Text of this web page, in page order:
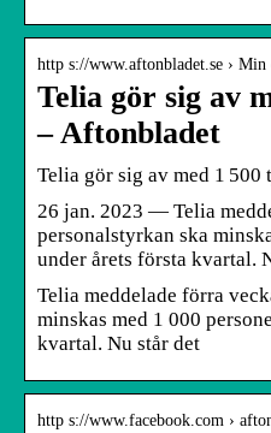
http s://www.aftonbladet.se › Min
Telia gör sig av
– Aftonbladet
Telia gör sig av med 1 500
26 jan. 2023 — Telia
personalstyrkan ska
under årets första kvartal.
Telia meddelade förra
minskas med 1 000
kvartal. Nu står det
http s://www.facebook.com ›